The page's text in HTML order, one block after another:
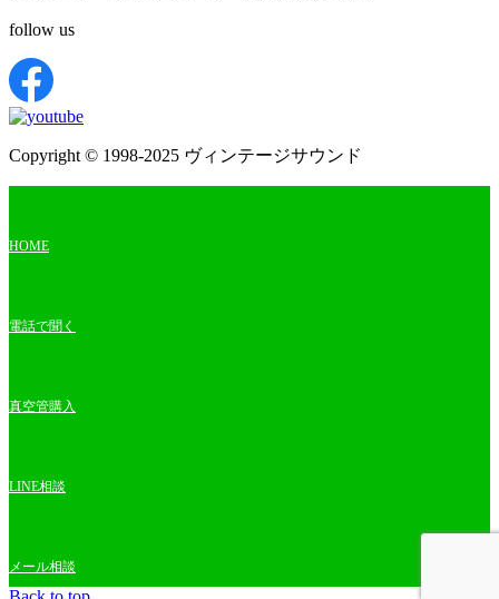
follow us
Copyright © 1998-2025 ヴィンテージサウンド
HOME
電話で聞く
真空管購入
LINE相談
メール相談